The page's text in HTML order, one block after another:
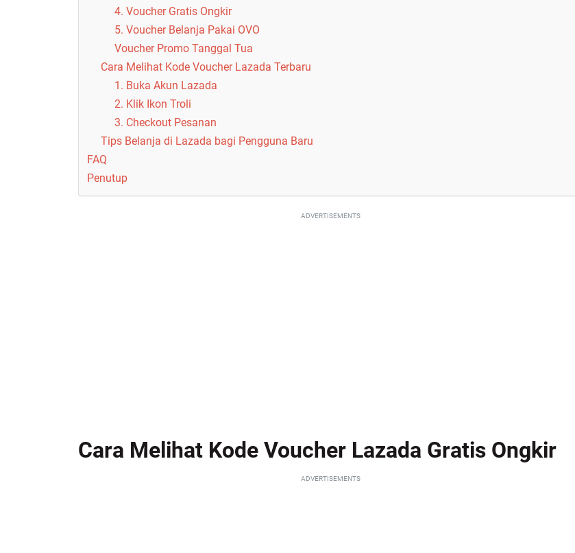
4. Voucher Gratis Ongkir
5. Voucher Belanja Pakai OVO
Voucher Promo Tanggal Tua
Cara Melihat Kode Voucher Lazada Terbaru
1. Buka Akun Lazada
2. Klik Ikon Troli
3. Checkout Pesanan
Tips Belanja di Lazada bagi Pengguna Baru
FAQ
Penutup
ADVERTISEMENTS
Cara Melihat Kode Voucher Lazada Gratis Ongkir
ADVERTISEMENTS